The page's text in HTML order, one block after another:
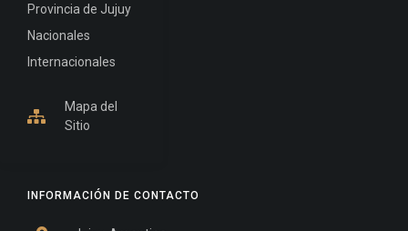
INFORMACIÓN DE CONTACTO
Provincia de Jujuy
Nacionales
Internacionales
Mapa del
Sitio